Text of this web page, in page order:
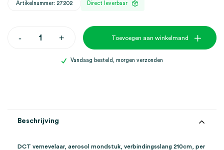
Artikelnummer: 27202 Direct leverbaar
- + Toevoegen aan winkelmand
Vandaag besteld, morgen verzonden
Beschrijving
DCT vernevelaar, aerosol mondstuk, verbindingsslang 210cm, per